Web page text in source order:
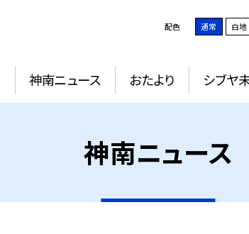
配色 通常 白地
神南ニュース おたより シブヤ
神南ニュース